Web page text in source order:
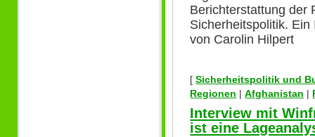
Berichterstattung der
Sicherheitspolitik.
von Carolin Hilpert
[Sicherheitspolitik und
Regionen |Afghanistan |
Interview mit
ist eine